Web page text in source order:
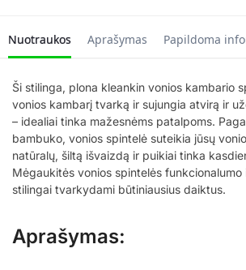
Nuotraukos Aprašymas Papildoma
Ši stilinga, plona kleankin vonios kambario
vonios kambarį tvarką ir sujungia atvirą ir
– idealiai tinka mažesnėms patalpoms.
bambuko, vonios spintelė suteikia jūsų
natūralų, šiltą išvaizdą ir puikiai tinka
Mėgaukitės vonios spintelės
stilingai tvarkydami būtiniausius daiktus.
Aprašymas: